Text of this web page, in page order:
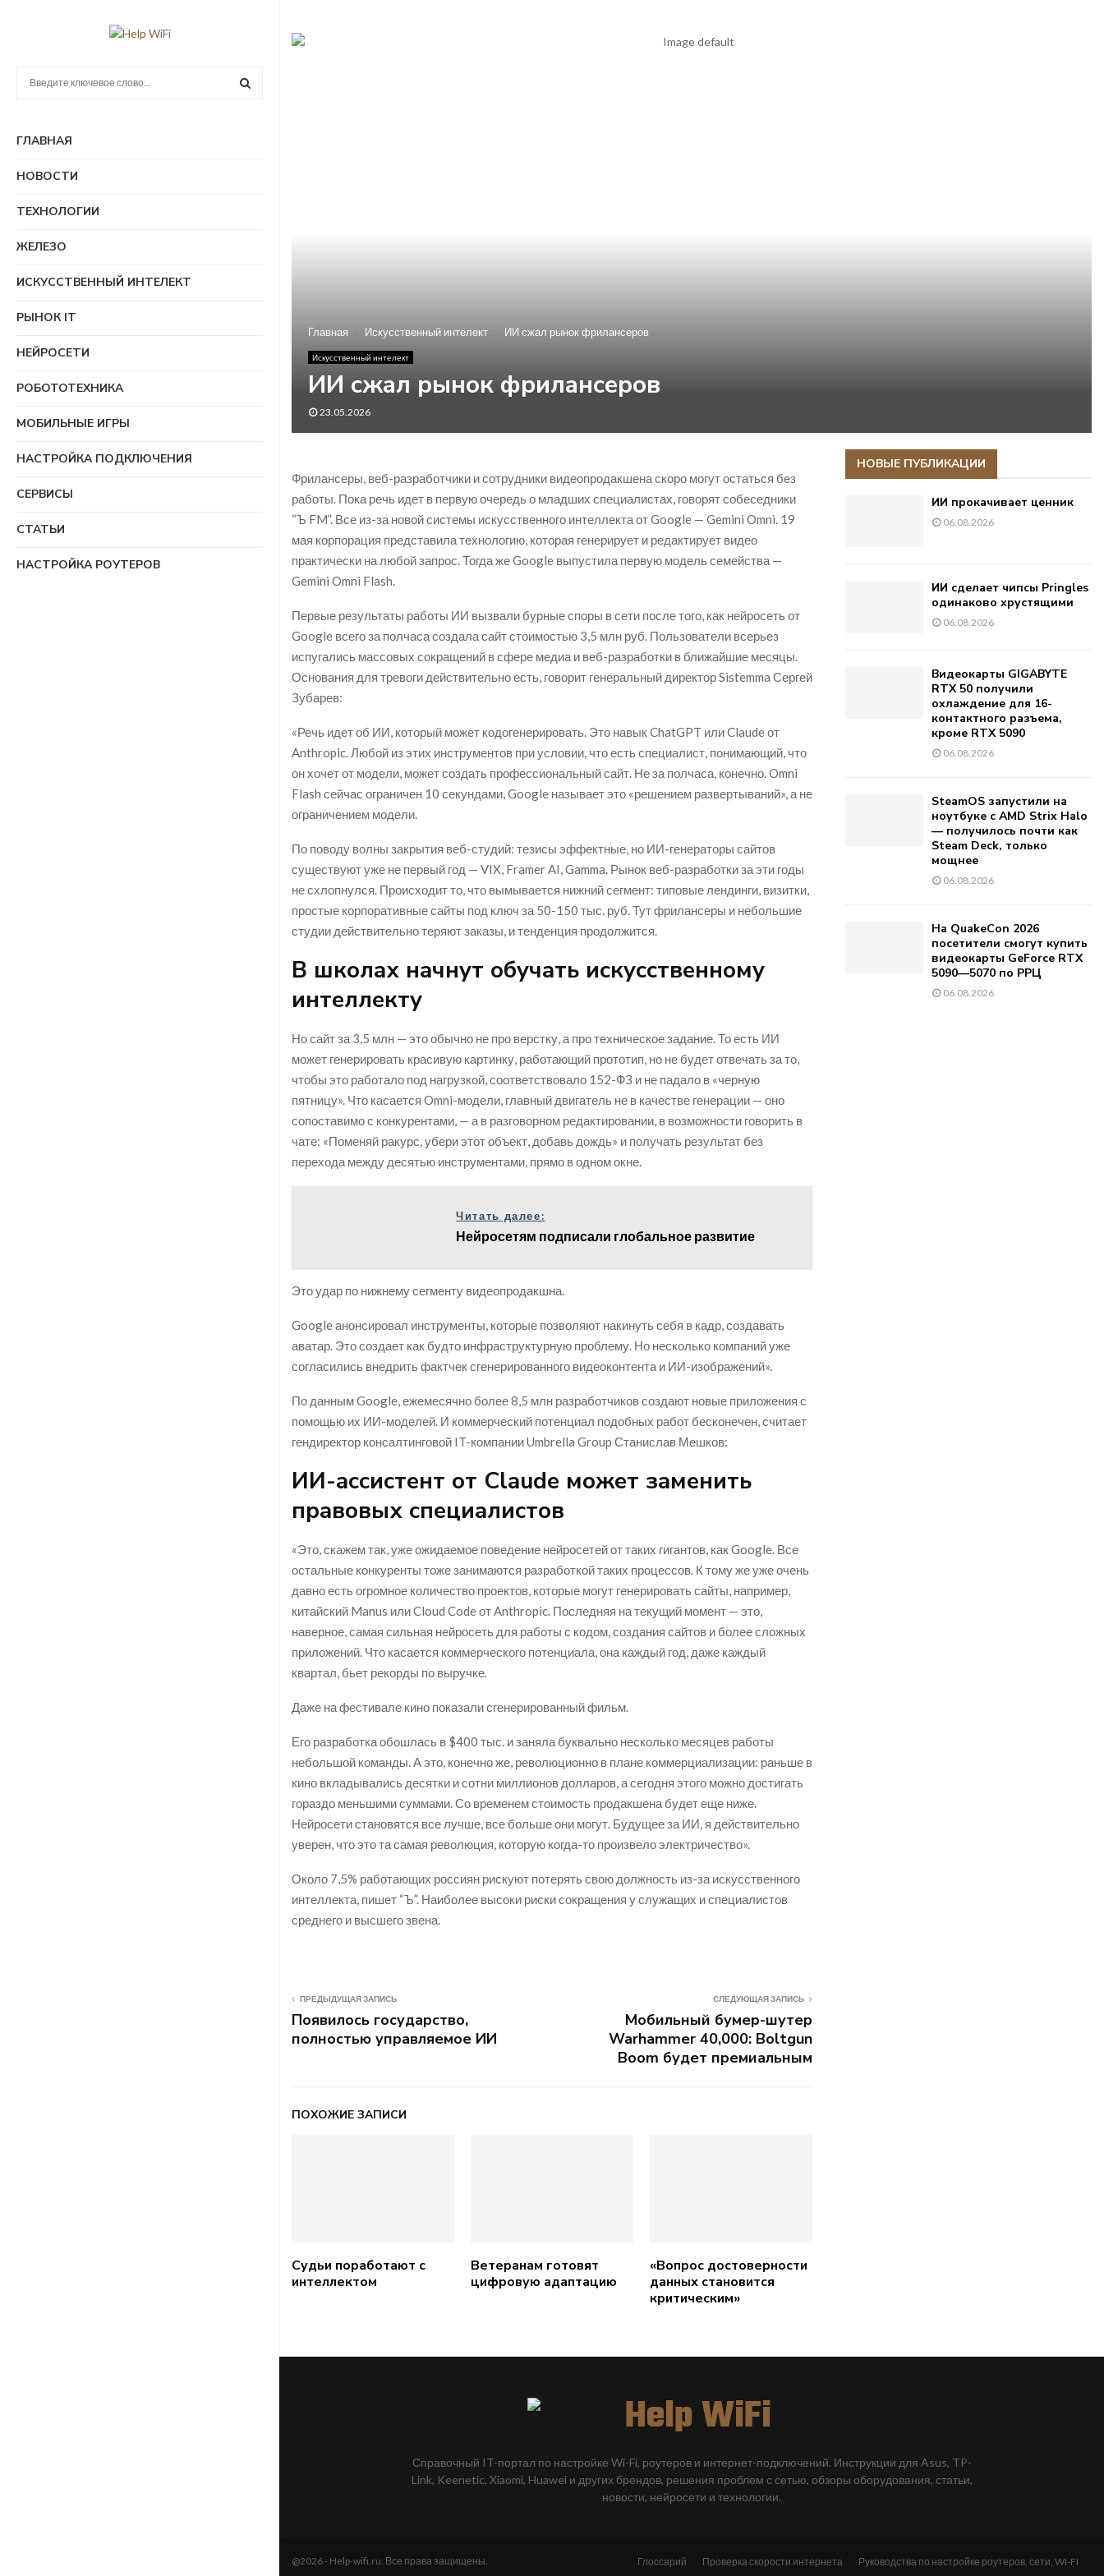
кГЛАВНАЯ
НОВОСТИ
ТЕХНОЛОГИИ
ЖЕЛЕЗО
ИСКУССТВЕННЫЙ ИНТЕЛЕКТ
РЫНОК IT
НЕЙРОСЕТИ
РОБОТОТЕХНИКА
МОБИЛЬНЫЕ ИГРЫ
НАСТРОЙКА ПОДКЛЮЧЕНИЯ
СЕРВИСЫ
СТАТЬИ
НАСТРОЙКА РОУТЕРОВ
Главная Искусственный интелект ИИ сжал рынок фрилансеров
Искусственный интелект
ИИ сжал рынок фрилансеров
23.05.2026
Фрилансеры, веб-разработчики и сотрудники видеопродакшена скоро могут остаться без
работы. Пока речь идет в первую очередь о младших специалистах, говорят собеседники
“Ъ FM”. Все из-за новой системы искусственного интеллекта от Google — Gemini Omni. 19
мая корпорация представила технологию, которая генерирует и редактирует видео
практически на любой запрос. Тогда же Google выпустила первую модель семейства —
Gemini Omni Flash.
Первые результаты работы ИИ вызвали бурные споры в сети после того, как нейросеть от
Google всего за полчаса создала сайт стоимостью 3,5 млн руб. Пользователи всерьез
испугались массовых сокращений в сфере медиа и веб-разработки в ближайшие месяцы.
Основания для тревоги действительно есть, говорит генеральный директор Sistemma Сергей
Зубарев:
«Речь идет об ИИ, который может кодогенерировать. Это навык ChatGPT или Claude от
Anthropic. Любой из этих инструментов при условии, что есть специалист, понимающий, что
он хочет от модели, может создать профессиональный сайт. Не за полчаса, конечно. Omni
Flash сейчас ограничен 10 секундами, Google называет это «решением развертываний», а не
ограничением модели.
По поводу волны закрытия веб-студий: тезисы эффектные, но ИИ-генераторы сайтов
существуют уже не первый год — VIX, Framer AI, Gamma. Рынок веб-разработки за эти годы
не схлопнулся. Происходит то, что вымывается нижний сегмент: типовые лендинги, визитки,
простые корпоративные сайты под ключ за 50-150 тыс. руб. Тут фрилансеры и небольшие
студии действительно теряют заказы, и тенденция продолжится.
В школах начнут обучать искусственному
интеллекту
Но сайт за 3,5 млн — это обычно не про верстку, а про техническое задание. То есть ИИ
может генерировать красивую картинку, работающий прототип, но не будет отвечать за то,
чтобы это работало под нагрузкой, соответствовало 152-ФЗ и не падало в «черную
пятницу». Что касается Omni-модели, главный двигатель не в качестве генерации — оно
сопоставимо с конкурентами, — а в разговорном редактировании, в возможности говорить в
чате: «Поменяй ракурс, убери этот объект, добавь дождь» и получать результат без
перехода между десятью инструментами, прямо в одном окне.
Читать далее:
Нейросетям подписали глобальное развитие
Это удар по нижнему сегменту видеопродакшна.
Google анонсировал инструменты, которые позволяют накинуть себя в кадр, создавать
аватар. Это создает как будто инфраструктурную проблему. Но несколько компаний уже
согласились внедрить фактчек сгенерированного видеоконтента и ИИ-изображений».
По данным Google, ежемесячно более 8,5 млн разработчиков создают новые приложения с
помощью их ИИ-моделей. И коммерческий потенциал подобных работ бесконечен, считает
гендиректор консалтинговой IT-компании Umbrella Group Станислав Мешков:
ИИ-ассистент от Claude может заменить
правовых специалистов
«Это, скажем так, уже ожидаемое поведение нейросетей от таких гигантов, как Google. Все
остальные конкуренты тоже занимаются разработкой таких процессов. К тому же уже очень
давно есть огромное количество проектов, которые могут генерировать сайты, например,
китайский Manus или Cloud Code от Anthropic. Последняя на текущий момент — это,
наверное, самая сильная нейросеть для работы с кодом, создания сайтов и более сложных
приложений. Что касается коммерческого потенциала, она каждый год, даже каждый
квартал, бьет рекорды по выручке.
Даже на фестивале кино показали сгенерированный фильм.
Его разработка обошлась в $400 тыс. и заняла буквально несколько месяцев работы
небольшой команды. А это, конечно же, революционно в плане коммерциализации: раньше в
кино вкладывались десятки и сотни миллионов долларов, а сегодня этого можно достигать
гораздо меньшими суммами. Со временем стоимость продакшена будет еще ниже.
Нейросети становятся все лучше, все больше они могут. Будущее за ИИ, я действительно
уверен, что это та самая революция, которую когда-то произвело электричество».
Около 7,5% работающих россиян рискуют потерять свою должность из-за искусственного
интеллекта, пишет “Ъ”. Наиболее высоки риски сокращения у служащих и специалистов
среднего и высшего звена.
ПРЕДЫДУЩАЯ ЗАПИСЬ
Появилось государство,
полностью управляемое ИИ
СЛЕДУЮЩАЯ ЗАПИСЬ
Мобильный бумер-шутер
Warhammer 40,000: Boltgun
Boom будет премиальным
ПОХОЖИЕ ЗАПИСИ
Судьи поработают с
интеллектом
Ветеранам готовят
цифровую адаптацию
«Вопрос достоверности
данных становится
критическим»
НОВЫЕ ПУБЛИКАЦИИ
ИИ прокачивает ценник
06.08.2026
ИИ сделает чипсы Pringles
одинаково хрустящими
06.08.2026
Видеокарты GIGABYTE
RTX 50 получили
охлаждение для 16-
контактного разъема,
кроме RTX 5090
06.08.2026
SteamOS запустили на
ноутбуке с AMD Strix Halo
— получилось почти как
Steam Deck, только
мощнее
06.08.2026
На QuakeCon 2026
посетители смогут купить
видеокарты GeForce RTX
5090—5070 по РРЦ
06.08.2026
Справочный IT-портал по настройке Wi-Fi, роутеров и интернет-подключений. Инструкции для Asus, TP-
Link, Keenetic, Xiaomi, Huawei и других брендов, решения проблем с сетью, обзоры оборудования, статьи,
новости, нейросети и технологии.
@2026 - Help-wifi.ru. Все права защищены. Глоссарий Проверка скорости интернета Руководства по настройке роутеров, сети, WI-FI